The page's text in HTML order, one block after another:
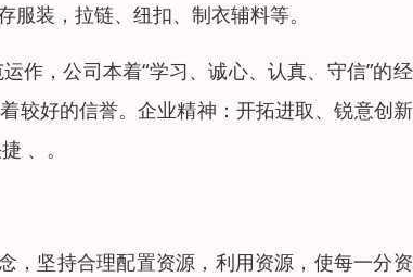
装，拉链、纽扣、制衣辅料等。
作，公司本着“学习、诚心、认真、守信”的
较好的信誉。企业精神：开拓进取、锐意创
、。
，坚持合理配置资源，利用资源，使每一分